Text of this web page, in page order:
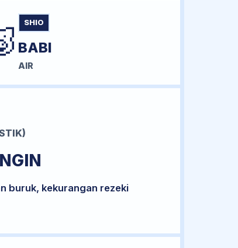
SHIO
BABI
AIR
buruk, kekurangan rezeki